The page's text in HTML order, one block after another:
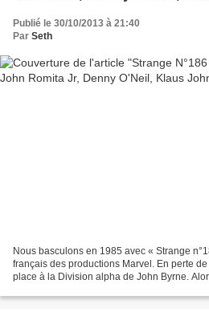
Publié le 30/10/2013 à 21:40
Par Seth
Nous basculons en 1985 avec « Strange
français des productions Marvel. En perte
place à la Division alpha de John Byrne.